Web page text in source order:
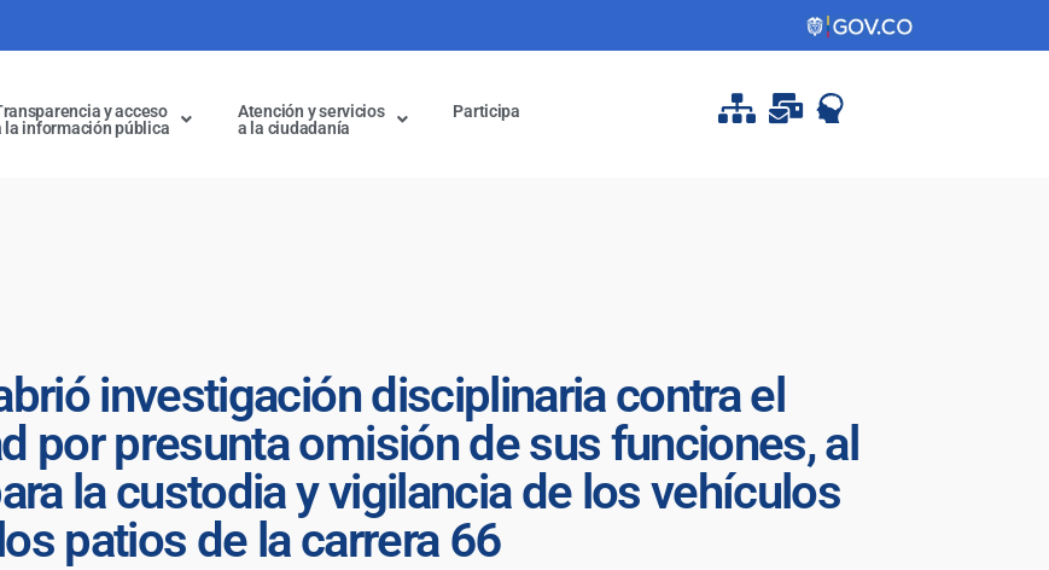
y acceso
la información pública
Atención y servicios
a la ciudadanía
Participa
investigación disciplinaria contra el
por presunta omisión de sus funciones, al
la custodia y vigilancia de los vehículos
patios de la carrera 66